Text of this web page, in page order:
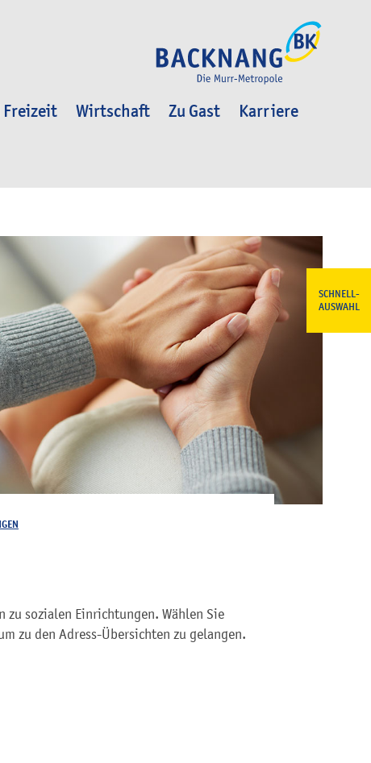
Wirtschaft Zu Gast
Karriere
SCHNELL-
AUSWAHL
zu sozialen Einrichtungen. Wählen Sie
zu den Adress-Übersichten zu gelangen.